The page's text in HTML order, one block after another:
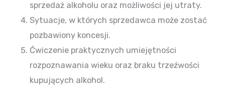
sprzedaż alkoholu oraz możliwości jej utraty.
Sytuacje, w których sprzedawca może zostać
pozbawiony koncesji.
Ćwiczenie praktycznych umiejętności
rozpoznawania wieku oraz braku trzeźwości
kupujących alkohol.